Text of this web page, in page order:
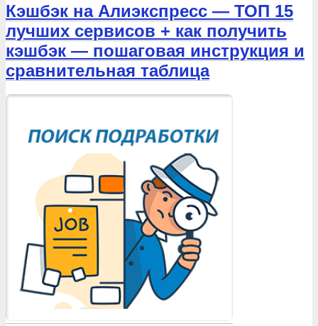
Кэшбэк на Алиэкспресс — ТОП 15
лучших сервисов + как получить
кэшбэк — пошаговая инструкция и
сравнительная таблица